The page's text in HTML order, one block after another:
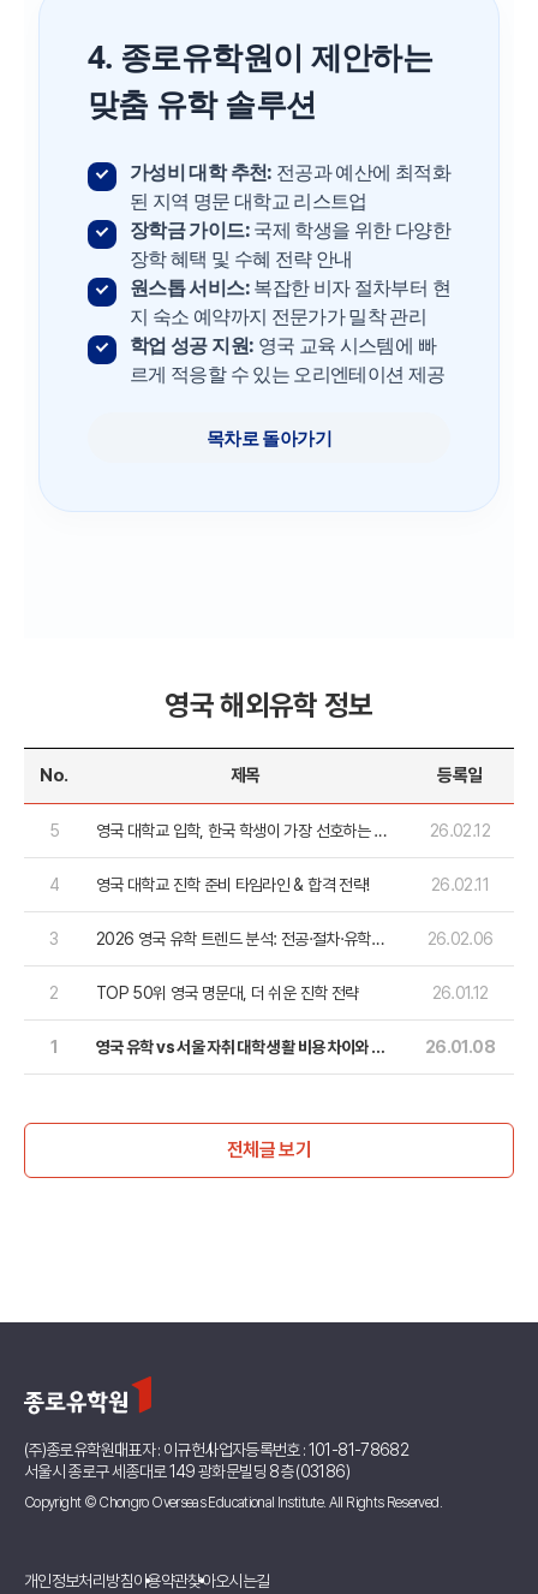
4. 종로유학원이 제안하는
맞춤 유학 솔루션
가성비 대학 추천: 전공과 예산에 최적화
된 지역 명문 대학교 리스트업
장학금 가이드:국제 학생을 위한 다양한
장학 혜택 및 수혜 전략 안내
원스톱 서비스:복잡한 비자 절차부터 현
지 숙소 예약까지 전문가가 밀착 관리
학업 성공 지원: 영국 교육 시스템에 빠
르게 적응할 수 있는 오리엔테이션 제공
목차로 돌아가기
영국 해외유학 정보
No. 제목 등록일
5
영국 대학교 입학, 한국 학생이 가장 선호하는 학
26.02.12
4 영국 대학교 진학 준비 타임라인 & 합격 전략! 26.02.11
3
2026 영국 유학 트렌드 분석: 전공·절차·유학원
26.02.06
2 TOP 50위 영국 명문대, 더 쉬운 진학 전략 26.01.12
1
영국 유학 vs 서울 자취 대학 생활 비용 차이와 투
26.01.08
전체글 보기
(주)종로유학원대표자 : 이규헌사업자등록번호 : 101-81-78682
서울시 종로구 세종대로 149 광화문빌딩 8층 (03186)
Copyright © Chongro Overseas Educational Institute. All Rights Reserved.
개인정보처리방침이용약관찾아오시는길